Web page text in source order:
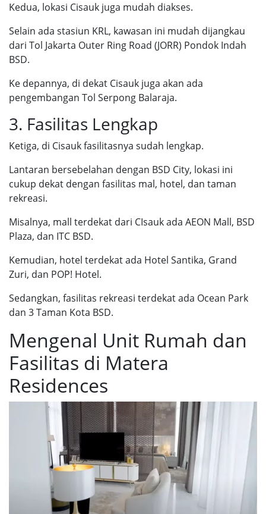
Kedua, lokasi Cisauk juga mudah diakses.
Selain ada stasiun KRL, kawasan ini mudah dijangkau
dari Tol Jakarta Outer Ring Road (JORR) Pondok Indah
BSD.
Ke depannya, di dekat Cisauk juga akan ada
pengembangan Tol Serpong Balaraja.
3. Fasilitas Lengkap
Ketiga, di Cisauk fasilitasnya sudah lengkap.
Lantaran bersebelahan dengan BSD City, lokasi ini
cukup dekat dengan fasilitas mal, hotel, dan taman
rekreasi.
Misalnya, mall terdekat dari CIsauk ada AEON Mall, BSD
Plaza, dan ITC BSD.
Kemudian, hotel terdekat ada Hotel Santika, Grand
Zuri, dan POP! Hotel.
Sedangkan, fasilitas rekreasi terdekat ada Ocean Park
dan 3 Taman Kota BSD.
Mengenal Unit Rumah dan
Fasilitas di Matera
Residences